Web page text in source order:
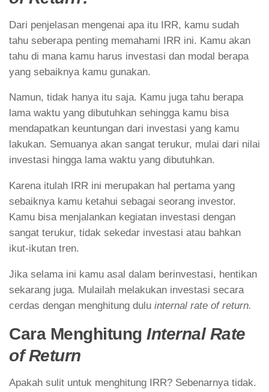
Dari penjelasan mengenai apa itu IRR, kamu sudah
tahu seberapa penting memahami IRR ini. Kamu akan
tahu di mana kamu harus investasi dan modal berapa
yang sebaiknya kamu gunakan.
Namun, tidak hanya itu saja. Kamu juga tahu berapa
lama waktu yang dibutuhkan sehingga kamu bisa
mendapatkan keuntungan dari investasi yang kamu
lakukan. Semuanya akan sangat terukur, mulai dari nilai
investasi hingga lama waktu yang dibutuhkan.
Karena itulah IRR ini merupakan hal pertama yang
sebaiknya kamu ketahui sebagai seorang investor.
Kamu bisa menjalankan kegiatan investasi dengan
sangat terukur, tidak sekedar investasi atau bahkan
ikut-ikutan tren.
Jika selama ini kamu asal dalam berinvestasi, hentikan
sekarang juga. Mulailah melakukan investasi secara
cerdas dengan menghitung dulu internal rate of return.
Cara Menghitung Internal Rate
of Return
Apakah sulit untuk menghitung IRR? Sebenarnya tidak.